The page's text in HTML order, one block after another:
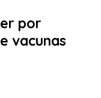
por
vacunas